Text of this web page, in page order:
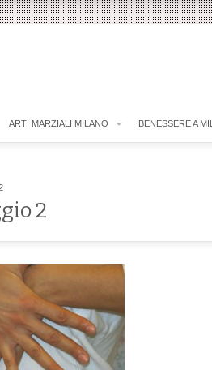
ARTI MARZIALI MILANO BENESSERE A
2